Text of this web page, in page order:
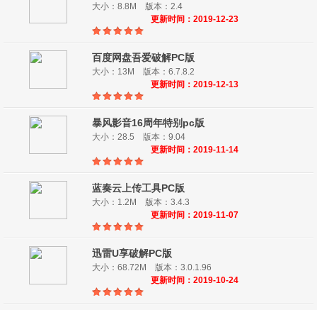
大小：8.8M 版本：2.4
更新时间：2019-12-23
百度网盘吾爱破解PC版
大小：13M 版本：6.7.8.2
更新时间：2019-12-13
暴风影音16周年特别pc版
大小：28.5 版本：9.04
更新时间：2019-11-14
蓝奏云上传工具PC版
大小：1.2M 版本：3.4.3
更新时间：2019-11-07
迅雷U享破解PC版
大小：68.72M 版本：3.0.1.96
更新时间：2019-10-24